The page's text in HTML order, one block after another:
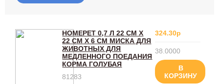
HOMEPET 0,7 Л 22 СМ Х
22 СМ Х 6 СМ МИСКА ДЛЯ
ЖИВОТНЫХ ДЛЯ
МЕДЛЕННОГО ПОЕДАНИЯ
КОРМА ГОЛУБАЯ
81283
324.30р
38.0000
В
КОРЗИНУ